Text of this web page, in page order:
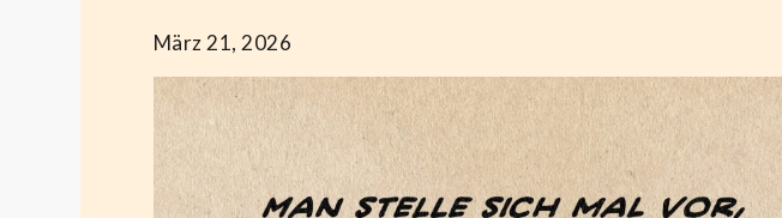
März 21, 2026